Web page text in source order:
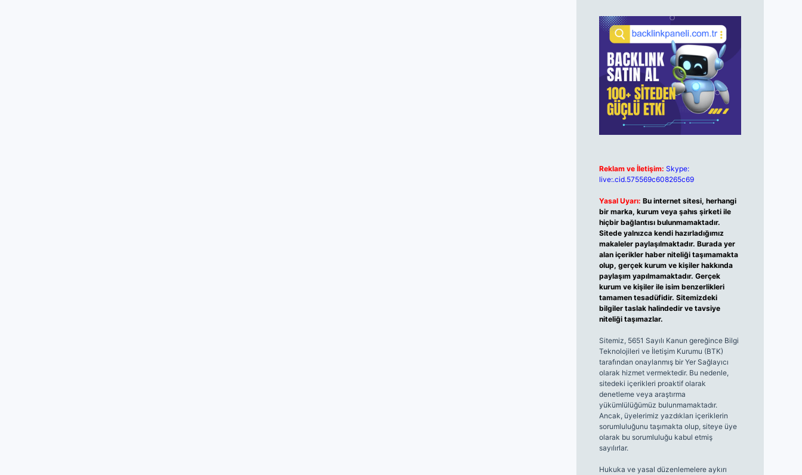
Reklam ve İletişim: Skype:
live:.cid.575569c608265c69
Yasal Uyarı: Bu internet sitesi, herhangi
bir marka, kurum veya şahıs şirketi ile
hiçbir bağlantısı bulunmamaktadır.
Sitede yalnızca kendi hazırladığımız
makaleler paylaşılmaktadır. Burada yer
alan içerikler haber niteliği taşımamakta
olup, gerçek kurum ve kişiler hakkında
paylaşım yapılmamaktadır. Gerçek
kurum ve kişiler ile isim benzerlikleri
tamamen tesadüfidir. Sitemizdeki
bilgiler taslak halindedir ve tavsiye
niteliği taşımazlar.
Sitemiz, 5651 Sayılı Kanun gereğince Bilgi
Teknolojileri ve İletişim Kurumu (BTK)
tarafından onaylanmış bir Yer Sağlayıcı
olarak hizmet vermektedir. Bu nedenle,
sitedeki içerikleri proaktif olarak
denetleme veya araştırma
yükümlülüğümüz bulunmamaktadır.
Ancak, üyelerimiz yazdıkları içeriklerin
sorumluluğunu taşımakta olup, siteye üye
olarak bu sorumluluğu kabul etmiş
sayılırlar.
Hukuka ve yasal düzenlemelere aykırı